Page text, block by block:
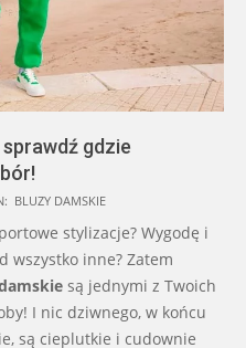
gdzie
BLUZY DAMSKIE
stylizacje? Wygodę i
wszystko inne? Zatem
są jednymi z Twoich
I nic dziwnego, w końcu
są cieplutkie i cudownie